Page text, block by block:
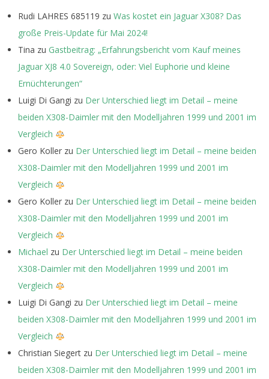
Rudi LAHRES 685119 zu Was kostet ein Jaguar X308? Das
große Preis-Update für Mai 2024!
Tina zu Gastbeitrag: „Erfahrungsbericht vom Kauf meines
Jaguar XJ8 4.0 Sovereign, oder: Viel Euphorie und kleine
Ernüchterungen“
Luigi Di Gangi zu Der Unterschied liegt im Detail – meine
beiden X308-Daimler mit den Modelljahren 1999 und 2001 im
Vergleich
Gero Koller zu Der Unterschied liegt im Detail – meine beiden
X308-Daimler mit den Modelljahren 1999 und 2001 im
Vergleich
Gero Koller zu Der Unterschied liegt im Detail – meine beiden
X308-Daimler mit den Modelljahren 1999 und 2001 im
Vergleich
Michael zu Der Unterschied liegt im Detail – meine beiden
X308-Daimler mit den Modelljahren 1999 und 2001 im
Vergleich
Luigi Di Gangi zu Der Unterschied liegt im Detail – meine
beiden X308-Daimler mit den Modelljahren 1999 und 2001 im
Vergleich
Christian Siegert zu Der Unterschied liegt im Detail – meine
beiden X308-Daimler mit den Modelljahren 1999 und 2001 im